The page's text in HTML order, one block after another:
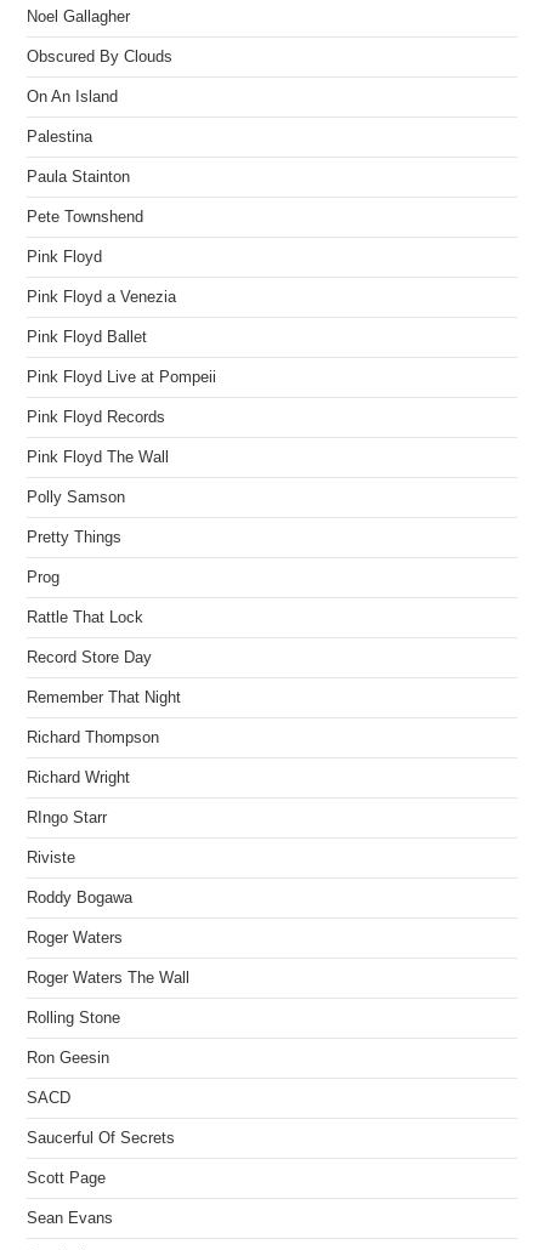
Noel Gallagher
Obscured By Clouds
On An Island
Palestina
Paula Stainton
Pete Townshend
Pink Floyd
Pink Floyd a Venezia
Pink Floyd Ballet
Pink Floyd Live at Pompeii
Pink Floyd Records
Pink Floyd The Wall
Polly Samson
Pretty Things
Prog
Rattle That Lock
Record Store Day
Remember That Night
Richard Thompson
Richard Wright
RIngo Starr
Riviste
Roddy Bogawa
Roger Waters
Roger Waters The Wall
Rolling Stone
Ron Geesin
SACD
Saucerful Of Secrets
Scott Page
Sean Evans